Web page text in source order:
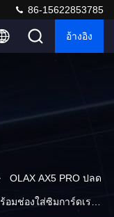
86-15622853785
อ้างอิง
OLAX AX5 PRO ปลด
อมช่องใส่ซิมการ์ดเรา